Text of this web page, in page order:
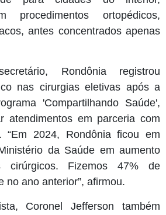
procedimentos ortopédicos,
antes concentrados apenas
Rondônia registrou
nas cirurgias eletivas após a
'Compartilhando Saúde',
atendimentos em parceria com
“Em 2024, Rondônia ficou em
da Saúde em aumento
cirúrgicos. Fizemos 47% de
no ano anterior”, afirmou.
Coronel Jefferson também